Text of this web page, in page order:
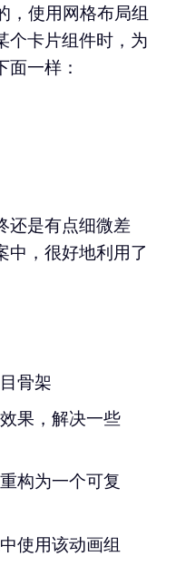
，使用网格布局组
个卡片组件时，为
一样：
还是有点细微差
中，很好地利用了
骨架
果，解决一些
构为一个可复
使用该动画组